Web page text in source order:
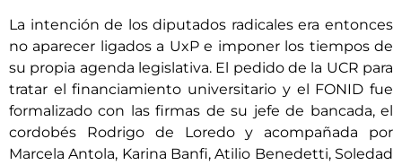
La intención de los diputados radicales era entonces
no aparecer ligados a UxP e imponer los tiempos de
su propia agenda legislativa. El pedido de la UCR para
tratar el financiamiento universitario y el FONID fue
formalizado con las firmas de su jefe de bancada, el
cordobés Rodrigo de Loredo y acompañada por
Marcela Antola, Karina Banfi, Atilio Benedetti, Soledad